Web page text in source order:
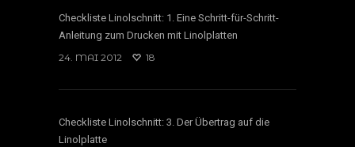
Checkliste Linolschnitt: 1. Eine Schritt-für-Schritt-
Anleitung zum Drucken mit Linolplatten
24. MAI 2012
18
Checkliste Linolschnitt: 3. Der Übertrag auf die
Linolplatte